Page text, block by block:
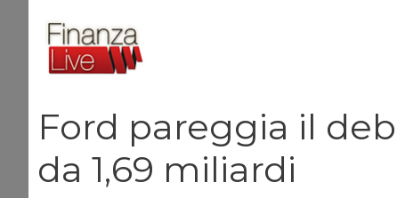
contenuto
Ford pareggia il
da 1,69 miliardi